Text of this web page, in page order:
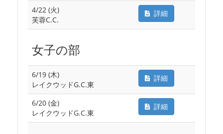
4/22 (火)
芙蓉C.C.
詳細
女子の部
6/19 (木)
レイクウッドG.C.東
詳細
6/20 (金)
レイクウッドG.C.東
詳細